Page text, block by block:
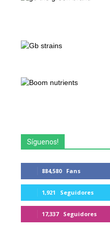
Síguenos!
884,580 Fans
1,921 Seguidores
17,337 Seguidores